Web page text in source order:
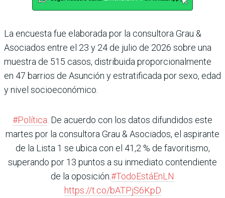
La encuesta fue elaborada por la consultora Grau &
Asociados entre el 23 y 24 de julio de 2026 sobre una
muestra de 515 casos, distribuida proporcionalmente
en 47 barrios de Asunción y estratificada por sexo, edad
y nivel socioeconómico.
#Política . De acuerdo con los datos difundidos este
martes por la consultora Grau & Asociados, el aspirante
de la Lista 1 se ubica con el 41,2 % de favoritismo,
superando por 13 puntos a su inmediato contendiente
de la oposición.#TodoEstáEnLN
https://t.co/bATPjS6KpD